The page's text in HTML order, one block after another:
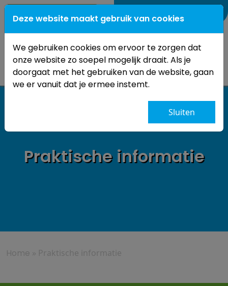
0184-661228
Praktische informatie
Home » Praktische informatie
Deze website maakt gebruik van cookies
We gebruiken cookies om ervoor te zorgen dat
onze website zo soepel mogelijk draait. Als je
doorgaat met het gebruiken van de website, gaan
we er vanuit dat je ermee instemt.
Sluiten